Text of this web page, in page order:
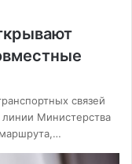
связей
Министерства